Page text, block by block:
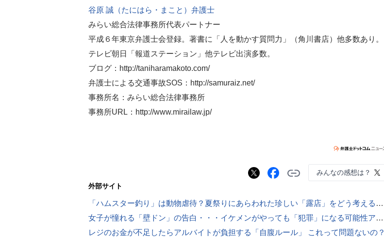
谷原 誠（たにはら・まこと）弁護士
みらい総合法律事務所代表パートナー
平成６年東京弁護士会登録。著書に「人を動かす質問力」（角川書店）他多数あり。
テレビ朝日「報道ステーション」他テレビ出演多数。
ブログ：http://taniharamakoto.com/
弁護士による交通事故SOS：http://samuraiz.net/
事務所名：みらい総合法律事務所
事務所URL：http://www.mirailaw.jp/
みんなの感想は？
外部サイト
「ハムスター釣り」は動物虐待？夏祭りにあらわれた珍しい「露店」をどう考えるべきか
女子が憧れる「壁ドン」の告白・・・イケメンがやっても「犯罪」になる可能性アリ？
レジのお金が不足したらアルバイトが負担する「自腹ルール」 これって問題ないの？